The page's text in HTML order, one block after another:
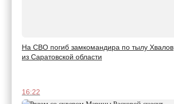
На СВО погиб замкомандира по тылу Хвалов
из Саратовской области
16:22